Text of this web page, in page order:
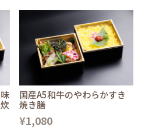
国産A5和牛のやわらかすき
焼き膳
¥1,080